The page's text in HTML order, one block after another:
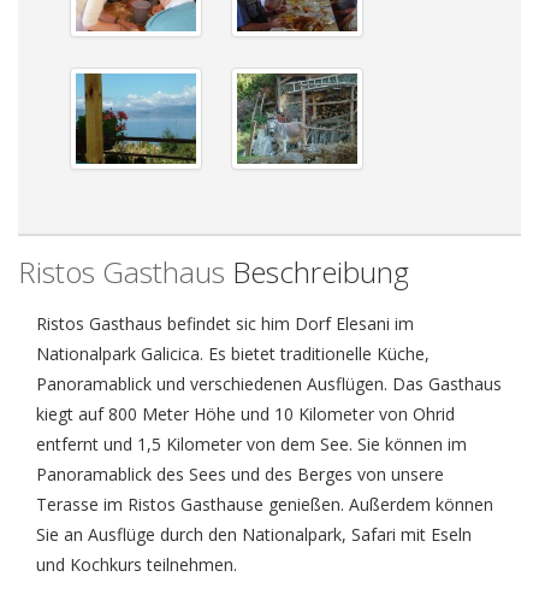
Ristos Gasthaus Beschreibung
Ristos Gasthaus befindet sic him Dorf Elesani im
Nationalpark Galicica. Es bietet traditionelle Küche,
Panoramablick und verschiedenen Ausflügen. Das Gasthaus
kiegt auf 800 Meter Höhe und 10 Kilometer von Ohrid
entfernt und 1,5 Kilometer von dem See. Sie können im
Panoramablick des Sees und des Berges von unsere
Terasse im Ristos Gasthause genießen. Außerdem können
Sie an Ausflüge durch den Nationalpark, Safari mit Eseln
und Kochkurs teilnehmen.